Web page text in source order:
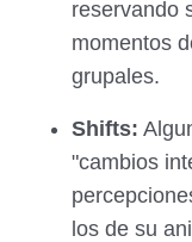
reservando
momentos
grupales.
Shifts:
"cambios
los de su